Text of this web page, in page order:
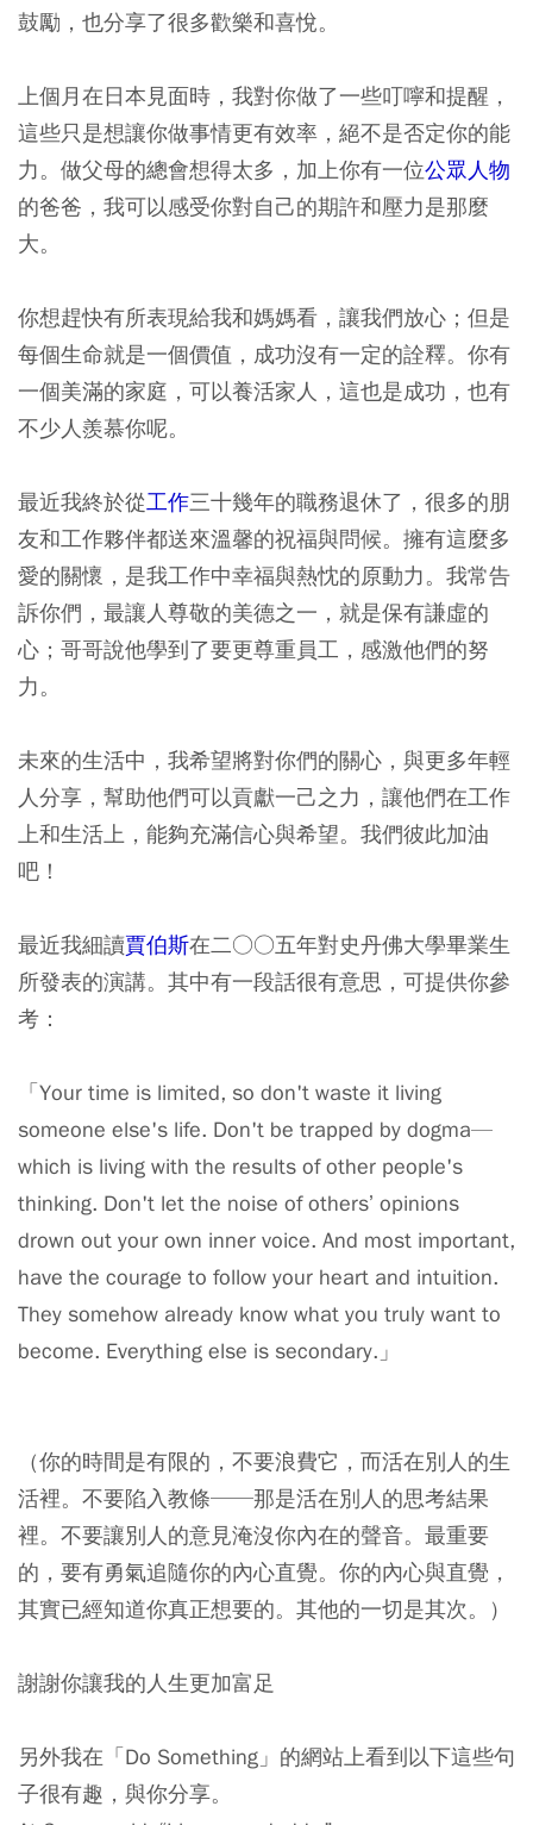
鼓勵，也分享了很多歡樂和喜悅。
上個月在日本見面時，我對你做了一些叮嚀和提醒，
這些只是想讓你做事情更有效率，絕不是否定你的能
力。做父母的總會想得太多，加上你有一位公眾人物
的爸爸，我可以感受你對自己的期許和壓力是那麼
大。
你想趕快有所表現給我和媽媽看，讓我們放心；但是
每個生命就是一個價值，成功沒有一定的詮釋。你有
一個美滿的家庭，可以養活家人，這也是成功，也有
不少人羨慕你呢。
最近我終於從工作三十幾年的職務退休了，很多的朋
友和工作夥伴都送來溫馨的祝福與問候。擁有這麼多
愛的關懷，是我工作中幸福與熱忱的原動力。我常告
訴你們，最讓人尊敬的美德之一，就是保有謙虛的
心；哥哥說他學到了要更尊重員工，感激他們的努
力。
未來的生活中，我希望將對你們的關心，與更多年輕
人分享，幫助他們可以貢獻一己之力，讓他們在工作
上和生活上，能夠充滿信心與希望。我們彼此加油
吧！
最近我細讀賈伯斯在二○○五年對史丹佛大學畢業生
所發表的演講。其中有一段話很有意思，可提供你參
考：
「Your time is limited, so don't waste it living
someone else's life. Don't be trapped by dogma—
which is living with the results of other people's
thinking. Don't let the noise of others’ opinions
drown out your own inner voice. And most important,
have the courage to follow your heart and intuition.
They somehow already know what you truly want to
become. Everything else is secondary.」
（你的時間是有限的，不要浪費它，而活在別人的生
活裡。不要陷入教條──那是活在別人的思考結果
裡。不要讓別人的意見淹沒你內在的聲音。最重要
的，要有勇氣追隨你的內心直覺。你的內心與直覺，
其實已經知道你真正想要的。其他的一切是其次。）
謝謝你讓我的人生更加富足
另外我在「Do Something」的網站上看到以下這些句
子很有趣，與你分享。